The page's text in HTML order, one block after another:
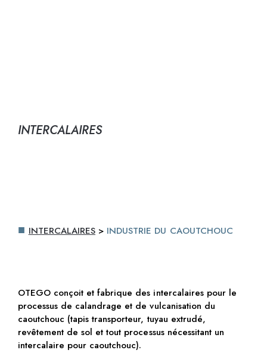
INTERCALAIRES
INTERCALAIRES > INDUSTRIE DU CAOUTCHOUC
OTEGO conçoit et fabrique des intercalaires pour le
processus de calandrage et de vulcanisation du
caoutchouc (tapis transporteur, tuyau extrudé,
revêtement de sol et tout processus nécessitant un
intercalaire pour caoutchouc).